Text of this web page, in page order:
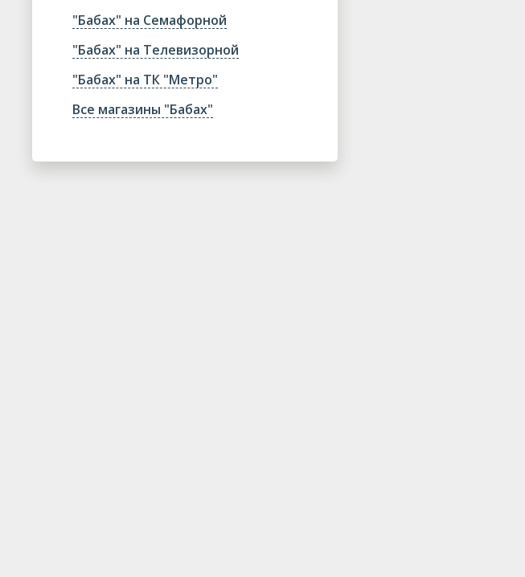
"Бабах" на Семафорной
"Бабах" на Телевизорной
"Бабах" на ТК "Метро"
Все магазины "Бабах"